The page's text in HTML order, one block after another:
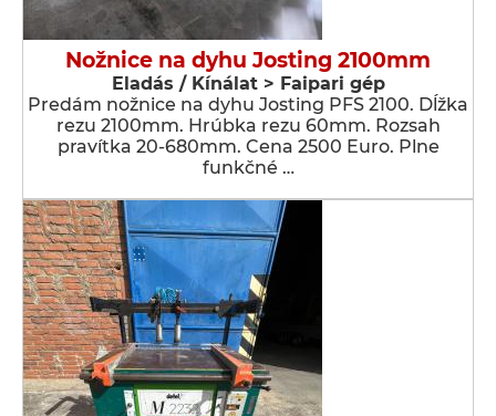
Nožnice na dyhu Josting 2100mm
Eladás / Kínálat > Faipari gép
Predám nožnice na dyhu Josting PFS 2100. Dĺžka
rezu 2100mm. Hrúbka rezu 60mm. Rozsah
pravítka 20-680mm. Cena 2500 Euro. Plne
funkčné …